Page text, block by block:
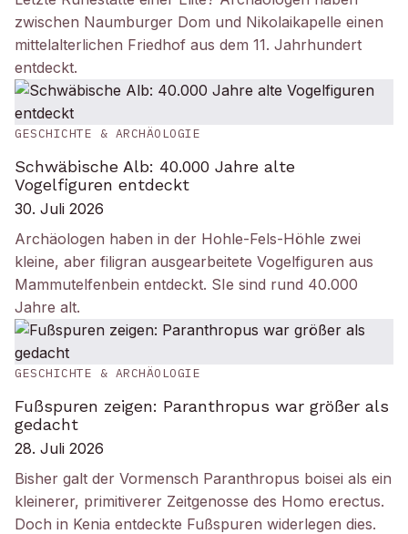
zwischen Naumburger Dom und Nikolaikapelle einen
mittelalterlichen Friedhof aus dem 11. Jahrhundert
entdeckt.
GESCHICHTE & ARCHÄOLOGIE
Schwäbische Alb: 40.000 Jahre alte
Vogelfiguren entdeckt
30. Juli 2026
Archäologen haben in der Hohle-Fels-Höhle zwei
kleine, aber filigran ausgearbeitete Vogelfiguren aus
Mammutelfenbein entdeckt. SIe sind rund 40.000
Jahre alt.
GESCHICHTE & ARCHÄOLOGIE
Fußspuren zeigen: Paranthropus war größer als
gedacht
28. Juli 2026
Bisher galt der Vormensch Paranthropus boisei als ein
kleinerer, primitiverer Zeitgenosse des Homo erectus.
Doch in Kenia entdeckte Fußspuren widerlegen dies.